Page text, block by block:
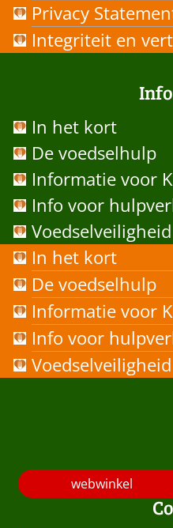
Privacy
Integriteit en
In het kort
De voedselhulp
Informatie voor
Info voor
Voedselveiligheid
In het kort
De voedselhulp
Informatie voor
Info voor
Voedselveiligheid
webwinkel